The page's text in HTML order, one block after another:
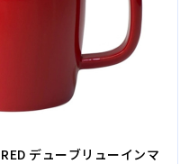
デューブリューインマ